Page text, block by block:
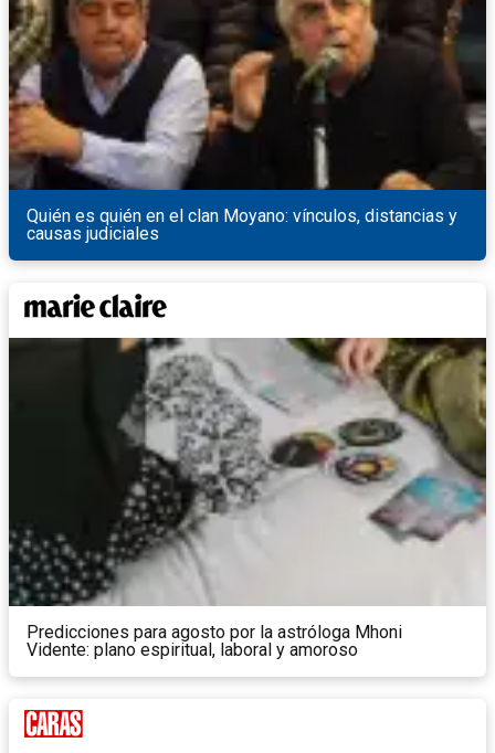
Quién es quién en el clan Moyano: vínculos, distancias y
causas judiciales
Predicciones para agosto por la astróloga Mhoni
Vidente: plano espiritual, laboral y amoroso